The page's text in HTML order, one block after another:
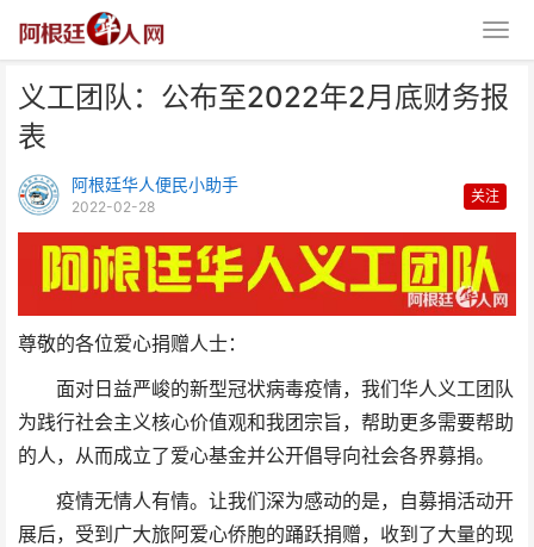
义工团队：公布至2022年2月底财务报
表
阿根廷华人便民小助手
2022-02-28
关注
尊敬的各位爱心捐赠人士：
面对日益严峻的新型冠状病毒疫情，我们华人义工团队
为践行社会主义核心价值观和我团宗旨，帮助更多需要帮助
的人，从而成立了爱心基金并公开倡导向社会各界募捐。
疫情无情人有情。让我们深为感动的是，自募捐活动开
展后，受到广大旅阿爱心侨胞的踊跃捐赠，收到了大量的现
义工团队：公布至2022年2月底
财务报表